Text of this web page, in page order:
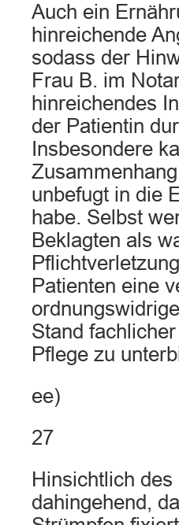
Auch ein
hinreichende
sodass der
Frau B. im
hinreichendes
der Patientin
Insbesondere
unbefugt in die
habe. Selbst
Beklagten als
Patienten eine
Stand
Pflege zu
ee)
27
Hinsichtlich
dahingehend,